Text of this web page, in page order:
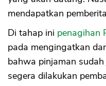
mendapatkan
Di tahap ini penagihan
pada mengingatkan
bahwa pinjaman
segera dilakukan